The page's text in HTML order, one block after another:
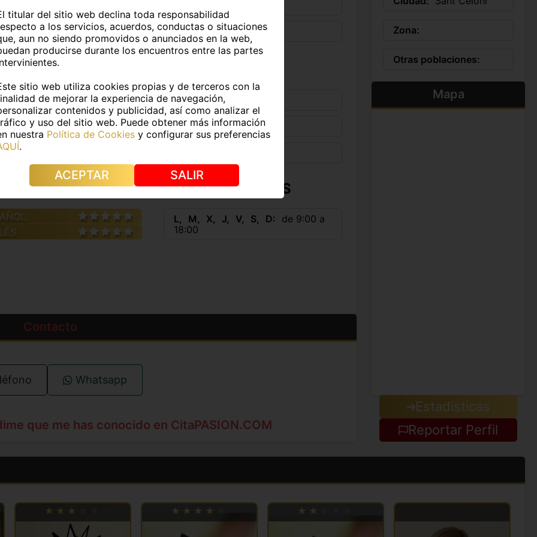
Fumador@: No
FÍSICOS
Medidas: 100/80/90
pelo: Castaño Color de ojos: Avellana
No
IDIOMAS HORARIOS
L M X J V S D
de 9:00 a
18:00
Contacto
Whatsapp
que me has conocido en CitaPASION.COM
Zona:
Otras poblaciones:
Mapa
Estadisticas
Reportar Perfil
titular del sitio web declina toda responsabilidad
a los servicios, acuerdos, conductas o situaciones
aun no siendo promovidos o anunciados en la web,
producirse durante los encuentros entre las partes
sitio web utiliza cookies propias y de terceros con la
de mejorar la experiencia de navegación,
contenidos y publicidad, así como analizar el
y uso del sitio web. Puede obtener más información
nuestra Política de Cookies y configurar sus preferencias
.
ACEPTAR SALIR